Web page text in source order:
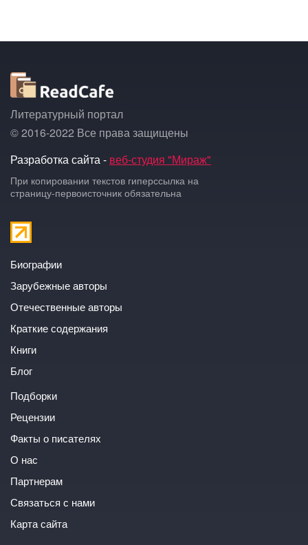
Литературный портал
© 2016-2022 Все права защищены
Разработка сайта - веб-студия "Мираж"
При копировании текстов гиперссылка на
страницу-первоисточник обязательна
Биографии
Зарубежные авторы
Отечественные авторы
Краткие содержания
Книги
Блог
Подборки
Рецензии
Факты о писателях
О нас
Партнерам
Связаться с нами
Карта сайта